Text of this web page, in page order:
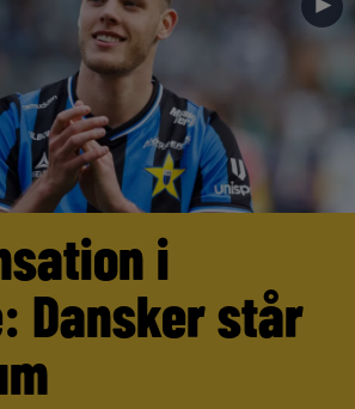
i
Dansker står